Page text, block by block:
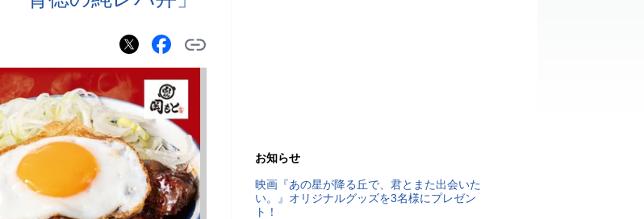
お知らせ
映画『あの星が降る丘で、君とまた出会いた
い。』オリジナルグッズを3名様にプレゼン
ト！